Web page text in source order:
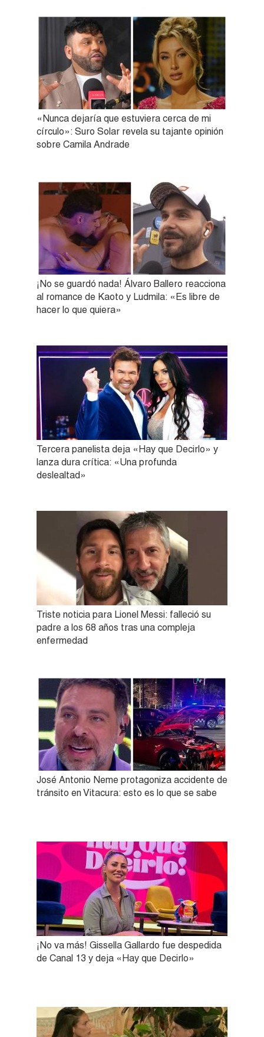
«Nunca dejaría que estuviera cerca de mi
círculo»: Suro Solar revela su tajante opinión
sobre Camila Andrade
¡No se guardó nada! Álvaro Ballero reacciona
al romance de Kaoto y Ludmila: «Es libre de
hacer lo que quiera»
Tercera panelista deja «Hay que Decirlo» y
lanza dura crítica: «Una profunda
deslealtad»
Triste noticia para Lionel Messi: falleció su
padre a los 68 años tras una compleja
enfermedad
José Antonio Neme protagoniza accidente de
tránsito en Vitacura: esto es lo que se sabe
¡No va más! Gissella Gallardo fue despedida
de Canal 13 y deja «Hay que Decirlo»